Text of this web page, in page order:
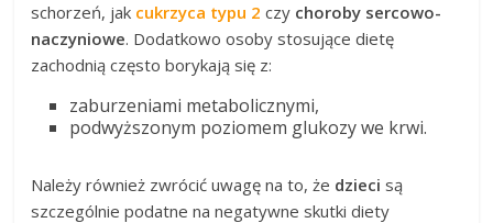
schorzeń, jak cukrzyca typu 2 czy choroby sercowo-
naczyniowe. Dodatkowo osoby stosujące dietę
zachodnią często borykają się z:
zaburzeniami metabolicznymi,
podwyższonym poziomem glukozy we krwi.
Należy również zwrócić uwagę na to, że dzieci są
szczególnie podatne na negatywne skutki diety